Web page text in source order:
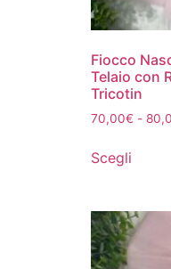
Fiocco
Telaio con
Tricotin
70,00€ -
Scegli